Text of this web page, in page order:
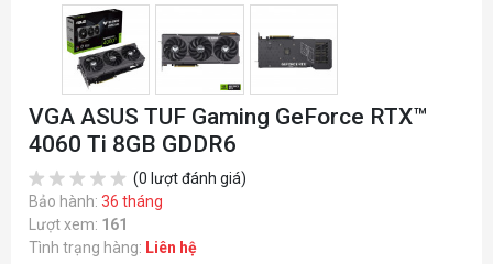
VGA ASUS TUF Gaming GeForce RTX™
4060 Ti 8GB GDDR6
(0 lượt đánh giá)
Bảo hành: 36 tháng
Lượt xem: 161
Tình trạng hàng: Liên hệ